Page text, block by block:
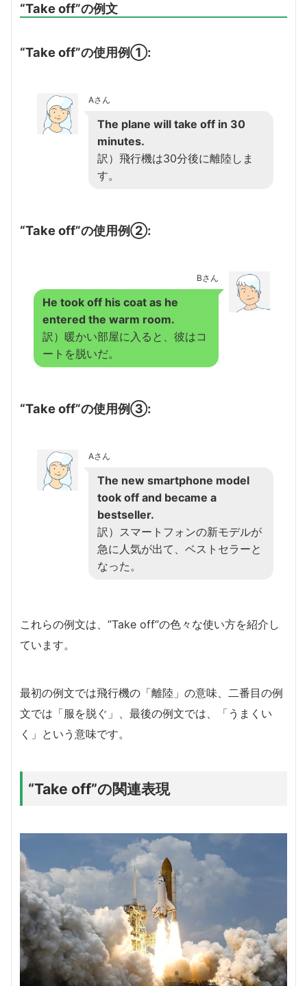
“Take off”の例文
“Take off”の使用例①:
Aさん
The plane will take off in 30
minutes.
訳）飛行機は30分後に離陸しま
す。
“Take off”の使用例②:
Bさん
He took off his coat as he
entered the warm room.
訳）暖かい部屋に入ると、彼はコ
ートを脱いだ。
“Take off”の使用例③:
Aさん
The new smartphone model
took off and became a
bestseller.
訳）スマートフォンの新モデルが
急に人気が出て、ベストセラーと
なった。
これらの例文は、”Take off”の色々な使い方を紹介し
ています。
最初の例文では飛行機の「離陸」の意味、二番目の例
文では「服を脱ぐ」、最後の例文では、「うまくい
く」という意味です。
“Take off”の関連表現